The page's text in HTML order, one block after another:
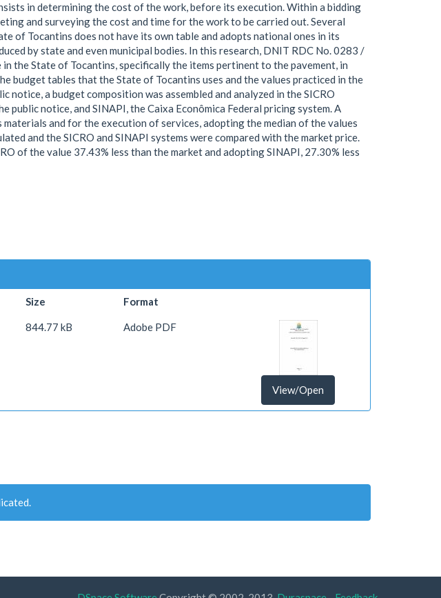
in determining the cost of the work, before its execution. Within a bidding
and surveying the cost and time for the work to be carried out. Several
of Tocantins does not have its own table and adopts national ones in its
by state and even municipal bodies. In this research, DNIT RDC No. 0283 /
the State of Tocantins, specifically the items pertinent to the pavement, in
budget tables that the State of Tocantins uses and the values practiced in the
a budget composition was assembled and analyzed in the SICRO
public notice, and SINAPI, the Caixa Econômica Federal pricing system. A
and for the execution of services, adopting the median of the values
and the SICRO and SINAPI systems were compared with the market price.
of the value 37.43% less than the market and adopting SINAPI, 27.30% less
Size Format
844.77 kB Adobe PDF
View/Open